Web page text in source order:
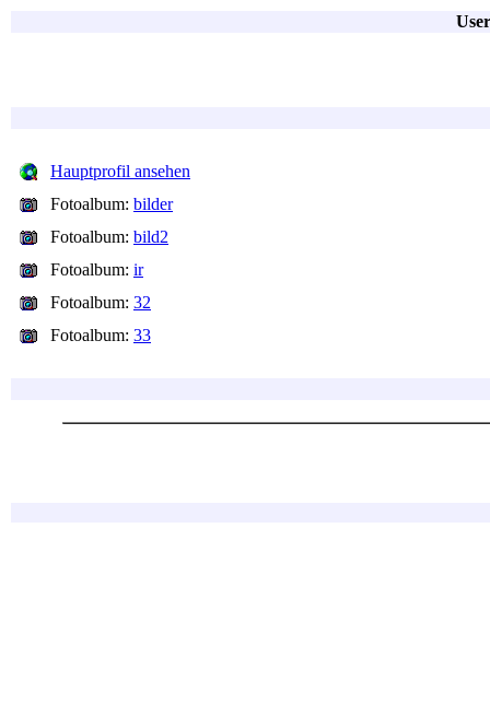
Hauptprofil ansehen
Fotoalbum: bilder
Fotoalbum: bild2
Fotoalbum: ir
Fotoalbum: 32
Fotoalbum: 33